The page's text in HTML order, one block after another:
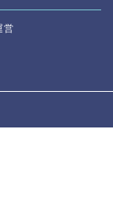
営